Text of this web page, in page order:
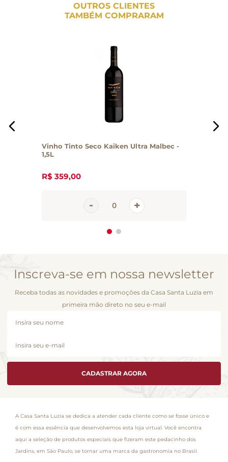
OUTROS CLIENTES
TAMBÉM COMPRARAM
Vinho Tinto Seco Kaiken Ultra Malbec -
1,5L
R$ 359,00
Inscreva-se em nossa newsletter
Receba todas as novidades e promoções da Casa Santa Luzia em
primeira mão direto no seu e-mail
CADASTRAR AGORA
A Casa Santa Luzia se dedica a atender cada cliente como se fosse único e
é com essa essência que desenvolvemos esta loja virtual. Você encontra
aqui a seleção de produtos especiais que fizeram este pedacinho dos
Jardins, em São Paulo, se tornar uma marca da gastronomia no Brasil.